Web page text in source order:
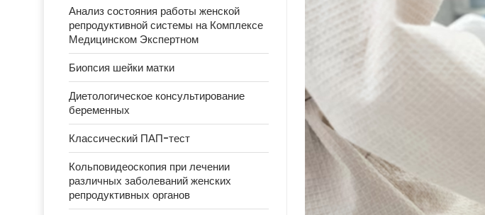
Анализ состояния работы женской
репродуктивной системы на Комплексе
Медицинском Экспертном
Биопсия шейки матки
Диетологическое консультирование
беременных
Классический ПАП-тест
Кольповидеоскопия при лечении
различных заболеваний женских
репродуктивных органов